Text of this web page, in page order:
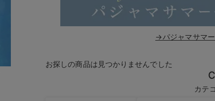
→パジャマサマ
お探しの商品は見つかりませんでした
カテ